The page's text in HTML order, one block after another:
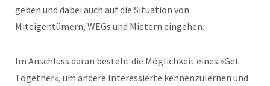
geben und dabei auch auf die Situation von
Miteigentümern, WEGs und Mietern eingehen.
Im Anschluss daran besteht die Möglichkeit eines »Get
Together«, um andere Interessierte kennenzulernen und